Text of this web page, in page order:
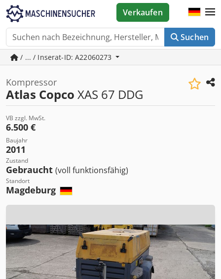
Suchen
Verkaufen
/ ... / Inserat-ID: A22060273
Kompressor
Atlas Copco XAS 67 DDG
VB zzgl. MwSt.
6.500 €
Baujahr
2011
Zustand
Gebraucht (voll funktionsfähig)
Standort
Magdeburg